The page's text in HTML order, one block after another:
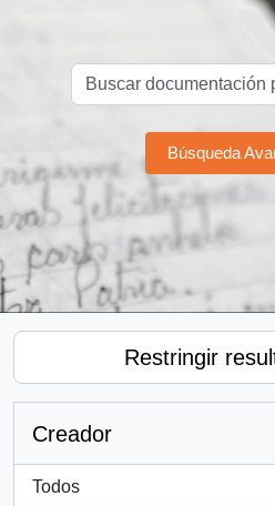
Búsqueda
Restringir
Creador
Todos